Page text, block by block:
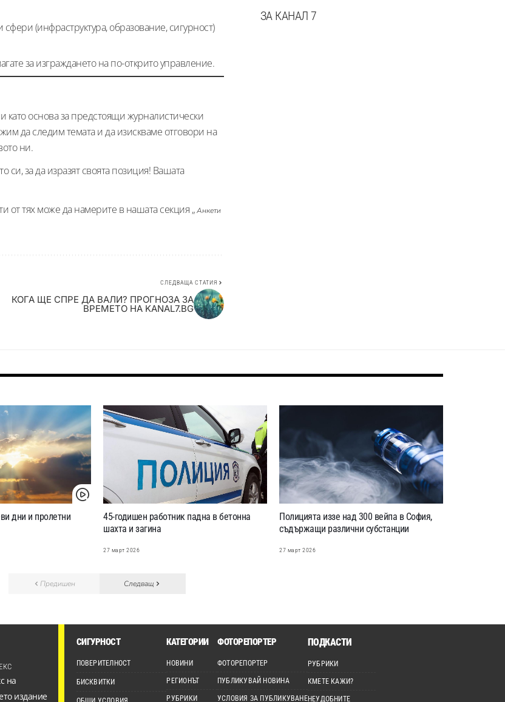
сфери (инфраструктура, образование, сигурност)
за изграждането на по-открито управление.
като основа за предстоящи журналистически
да следим темата и да изискваме отговори на
ни.
си, за да изразят своята позиция! Вашата
от тях може да намерите в нашата секция „Анкети
СЛЕДВАЩА СТАТИЯ
КОГА ЩЕ СПРЕ ДА ВАЛИ? ПРОГНОЗА ЗА
ВРЕМЕТО НА KANAL7.BG
ЗА КАНАЛ 7
дни и пролетни
45-годишен работник падна в бетонна
шахта и загина
27 март 2026
Полицията иззе над 300 вейпа в София,
съдържащи различни субстанции
27 март 2026
Предишен Следващ
на
издание
СИГУРНОСТ
ПОВЕРИТЕЛНОСТ
БИСКВИТКИ
КАТЕГОРИИ
НОВИНИ
РЕГИОНЪТ
РУБРИКИ
ФОТОРЕПОРТЕР
ФОТОРЕПОРТЕР
ПУБЛИКУВАЙ НОВИНА
УСЛОВИЯ ЗА ПУБЛИКУВАНЕ
ПОДКАСТИ
РУБРИКИ
КМЕТЕ КАЖИ?
НЕУДОБНИТЕ